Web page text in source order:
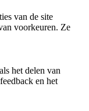
van de site
voorkeuren. Ze
het delen van
en het